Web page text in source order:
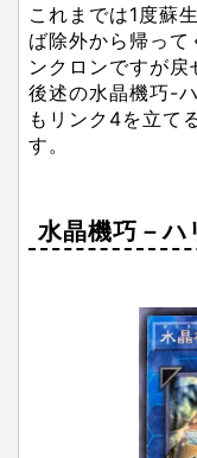
これまでは1度蘇
ば除外から帰っ
ンクロンですが戻
後述の水晶機巧-
もリンク4を立て
す。
水晶機巧－ハ